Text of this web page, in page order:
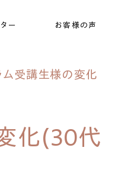
ー お客様の声
受講生様の変化
化(30代